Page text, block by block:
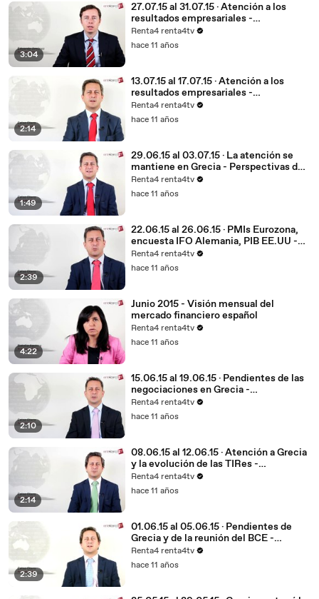
3:04
27.07.15 al 31.07.15 · Atención a los
resultados empresariales -
Perspectivas del mercado financiero
Renta4 renta4tv
hace 11 años
2:14
13.07.15 al 17.07.15 · Atención a los
resultados empresariales -
Perspectivas del mercado financiero
Renta4 renta4tv
hace 11 años
1:49
29.06.15 al 03.07.15 · La atención se
mantiene en Grecia - Perspectivas del
mercado financiero
Renta4 renta4tv
hace 11 años
2:39
22.06.15 al 26.06.15 · PMIs Eurozona,
encuesta IFO Alemania, PIB EE.UU -
Perspectivas del mercado financiero
Renta4 renta4tv
hace 11 años
4:22
Junio 2015 - Visión mensual del
mercado financiero español
Renta4 renta4tv
hace 11 años
2:10
15.06.15 al 19.06.15 · Pendientes de las
negociaciones en Grecia -
Perspectivas del mercado financiero
Renta4 renta4tv
hace 11 años
2:14
08.06.15 al 12.06.15 · Atención a Grecia
y la evolución de las TIRes -
Perspectivas del mercado financiero
Renta4 renta4tv
hace 11 años
2:39
01.06.15 al 05.06.15 · Pendientes de
Grecia y de la reunión del BCE -
Perspectivas del mercado financiero
Renta4 renta4tv
hace 11 años